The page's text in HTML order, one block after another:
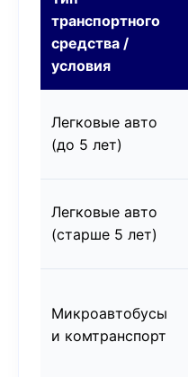
транспортного
средства /
условия
Легковые авто
(до 5 лет)
Легковые авто
(старше 5 лет)
Микроавтобусы
и комтранспорт